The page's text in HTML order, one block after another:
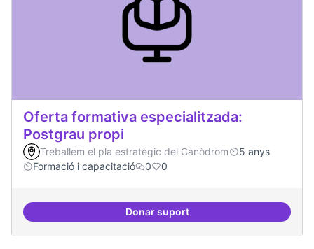
Oferta formativa especialitzada:
Postgrau propi
Treballem el pla estratègic del Canòdrom
5 anys
Formació i capacitació
0 0
Donar suportOferta formativa especialitzada: